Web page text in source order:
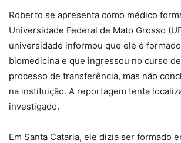
Roberto se apresenta como médico
Universidade Federal de Mato Grosso
universidade informou que ele é
biomedicina e que ingressou no curso
processo de transferência, mas não
na instituição. A reportagem tenta
investigado.
Em Santa Cataria, ele dizia ser formado